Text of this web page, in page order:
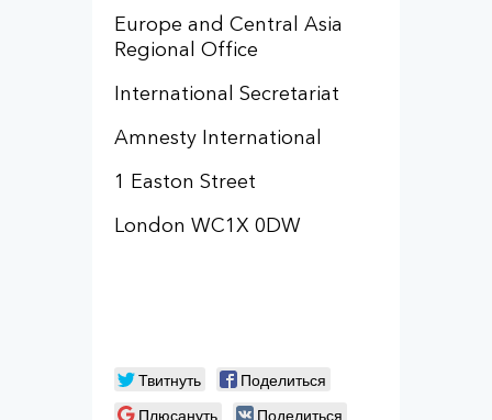
Europe and Central Asia
Regional Office
International Secretariat
Amnesty International
1 Easton Street
London WC1X 0DW
Твитнуть
Поделиться
Плюсануть
Поделиться